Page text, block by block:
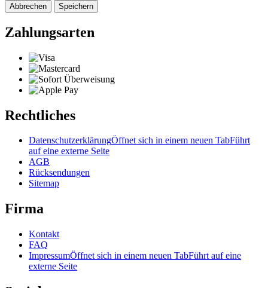
Abbrechen Speichern
Zahlungsarten
Rechtliches
DatenschutzerklärungÖffnet sich in einem neuen TabFührt
auf eine externe Seite
AGB
Rücksendungen
Sitemap
Firma
Kontakt
FAQ
ImpressumÖffnet sich in einem neuen TabFührt auf eine
externe Seite